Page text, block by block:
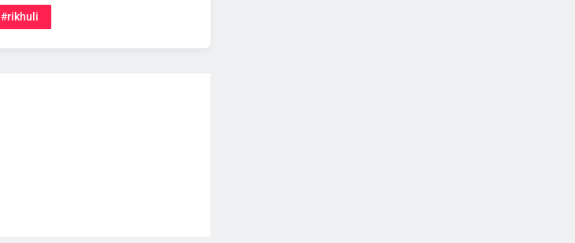
#rikhuli